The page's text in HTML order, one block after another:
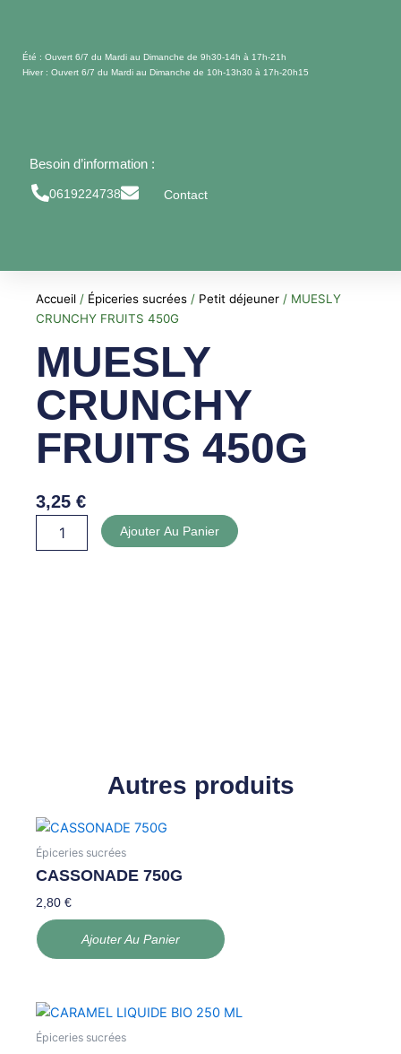
contenuÉté : Ouvert 6/7 du Mardi au Dimanche de 9h30-14h à 17h-21h
Hiver : Ouvert 6/7 du Mardi au Dimanche de 10h-13h30 à 17h-20h15
Besoin d’information :
0619224738 Contact
Accueil / Épiceries sucrées / Petit déjeuner / MUESLY
CRUNCHY FRUITS 450G
MUESLY
CRUNCHY
FRUITS 450G
3,25€
Ajouter Au Panier
Autres produits
Épiceries sucrées
CASSONADE 750G
2,80€
Ajouter Au Panier
Épiceries sucrées